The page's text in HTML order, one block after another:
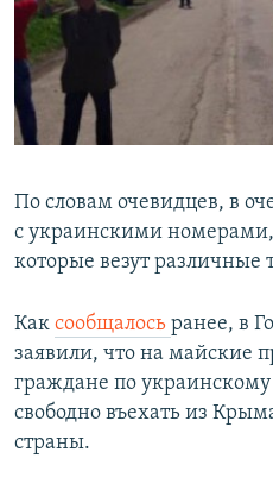
По словам очевидцев, в
с украинскими номерами,
которые везут
Как сообщалось ранее, в
заявили, что на майские
граждане по украинскому
свободно въехать из
страны.